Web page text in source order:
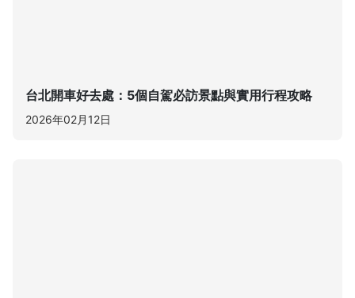
台北開車好去處：5個自駕必訪景點與實用行程攻略
2026年02月12日